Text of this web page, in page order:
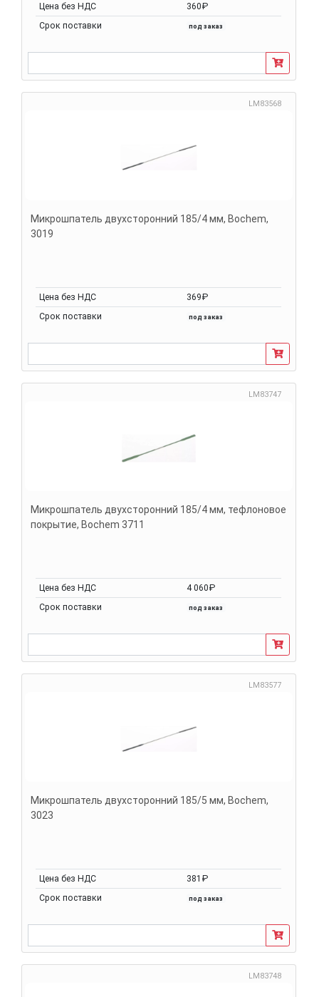
Цена без НДС
360₽
Срок поставки
под заказ
LM83568
Микрошпатель двухсторонний 185/4 мм, Bochem,
3019
Цена без НДС
369₽
Срок поставки
под заказ
LM83747
Микрошпатель двухсторонний 185/4 мм, тефлоновое
покрытие, Bochem 3711
Цена без НДС
4 060₽
Срок поставки
под заказ
LM83577
Микрошпатель двухсторонний 185/5 мм, Bochem,
3023
Цена без НДС
381₽
Срок поставки
под заказ
LM83748